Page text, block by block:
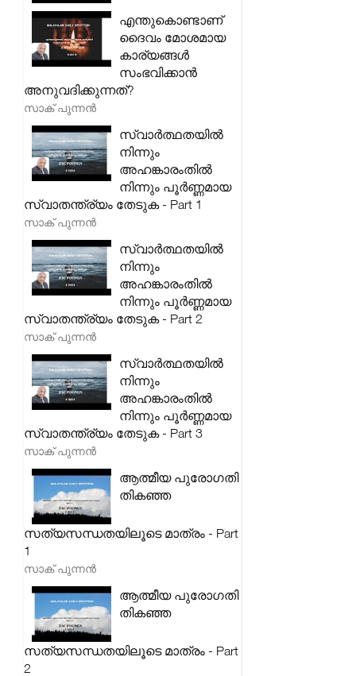
എന്തുകൊണ്ടാണ്
ദൈവം മോശമായ
കാര്യങ്ങൾ
സംഭവിക്കാൻ
അനുവദിക്കുന്നത്?
സാക് പുന്നൻ
സ്വാർത്ഥതയിൽ
നിന്നും
അഹങ്കാരംതിൽ
നിന്നും പൂർണ്ണമായ
സ്വാതന്ത്ര്യം തേടുക - Part 1
സാക് പുന്നൻ
സ്വാർത്ഥതയിൽ
നിന്നും
അഹങ്കാരംതിൽ
നിന്നും പൂർണ്ണമായ
സ്വാതന്ത്ര്യം തേടുക - Part 2
സാക് പുന്നൻ
സ്വാർത്ഥതയിൽ
നിന്നും
അഹങ്കാരംതിൽ
നിന്നും പൂർണ്ണമായ
സ്വാതന്ത്ര്യം തേടുക - Part 3
സാക് പുന്നൻ
ആത്മീയ പുരോഗതി
തികഞ്ഞ
സത്യസന്ധതയിലൂടെ മാത്രം - Part
1
സാക് പുന്നൻ
ആത്മീയ പുരോഗതി
തികഞ്ഞ
സത്യസന്ധതയിലൂടെ മാത്രം - Part
2